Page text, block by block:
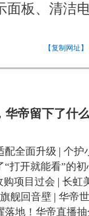
面板、清洁
【复制网址】
华帝留下了什
配全面升级 | 个护
“打开就能看”的初
购项目过会 | 长虹
舰回音壁 | 华帝
落地！华帝直播